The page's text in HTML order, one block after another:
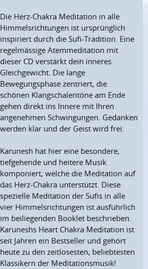
maximale Laustärke
Titel
nächster Titel
stoppen
Die Herz-Chakra Meditation in alle
Himmelsrichtungen ist ursprünglich
inspiriert durch die Sufi-Tradition. Eine
regelmässige Atemmeditation mit
dieser CD verstärkt dein inneres
Gleichgewicht. Die lange
Bewegungsphase zentriert, die
schönen Klangschalentöne am Ende
gehen direkt ins Innere mit Ihren
angenehmen Schwingungen. Gedanken
werden klar und der Geist wird frei.
Karunesh hat hier eine besondere,
tiefgehende und heitere Musik
komponiert, welche die Meditation auf
das Herz-Chakra unterstützt. Diese
spezielle Meditation der Sufis in alle
vier Himmelsrichtungen ist ausführlich
im beiliegenden Booklet beschrieben.
Karuneshs Heart Chakra Meditation ist
seit Jahren ein Bestseller und gehört
heute zu den zeitlosesten, beliebtesten
Klassikern der Meditationsmusik!